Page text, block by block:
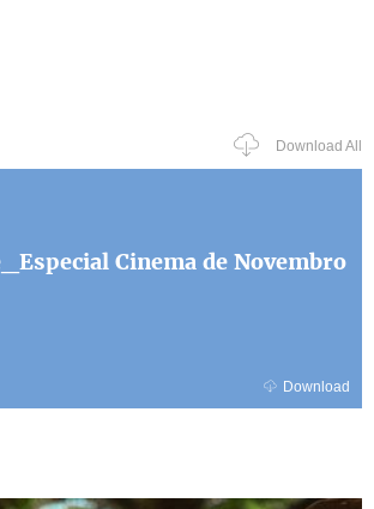
Download All
Cinema de Novembro
Download